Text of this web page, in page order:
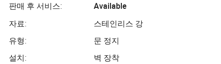
판매 후 서비스:
Available
자료:
스테인리스 강
유형:
문 정지
설치:
벽 장착